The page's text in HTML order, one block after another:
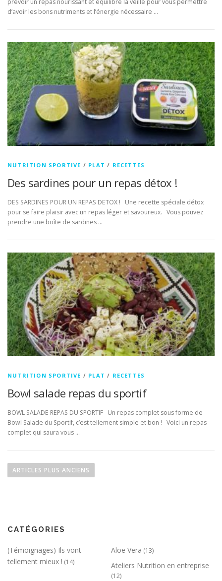
prévoir un repas nourissant et équilibré la veille pour vous permettre
d’avoir les bons nutriments et l’énergie nécessaire …
NUTRITION SPORTIVE / PLAT / RECETTES
Des sardines pour un repas détox !
DES SARDINES POUR UN REPAS DETOX ! Une recette spéciale détox
pour se faire plaisir avec un repas léger et savoureux. Vous pouvez
prendre une boîte de sardines …
NUTRITION SPORTIVE / PLAT / RECETTES
Bowl salade repas du sportif
BOWL SALADE REPAS DU SPORTIF Un repas complet sous forme de
Bowl Salade du Sportif, c’est tellement simple et bon ! Voici un repas
complet qui saura vous …
ARTICLES PLUS ANCIENS
CATÉGORIES
(Témoignages) Ils vont
tellement mieux ! (14)
Aloe Vera (13)
Ateliers Nutrition en entreprise
(12)